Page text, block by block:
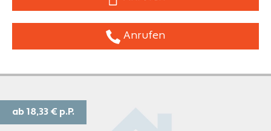
Anrufen
ab 18,33 € p.P.